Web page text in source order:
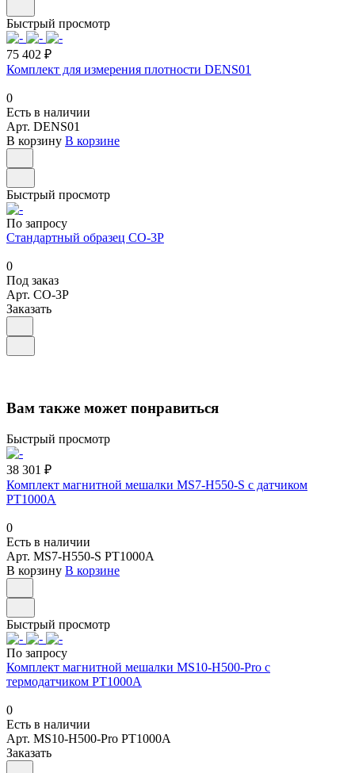
Быстрый просмотр
75 402 ₽
Комплект для измерения плотности DENS01
0
Есть в наличии
Арт. DENS01
В корзину В корзине
Быстрый просмотр
По запросу
Стандартный образец СО-3Р
0
Под заказ
Арт. СО-3Р
Заказать
Вам также может понравиться
Быстрый просмотр
38 301 ₽
Комплект магнитной мешалки MS7-H550-S с датчиком
PT1000A
0
Есть в наличии
Арт. MS7-H550-S PT1000A
В корзину В корзине
Быстрый просмотр
По запросу
Комплект магнитной мешалки MS10-H500-Pro с
термодатчиком PT1000A
0
Есть в наличии
Арт. MS10-H500-Pro PT1000A
Заказать